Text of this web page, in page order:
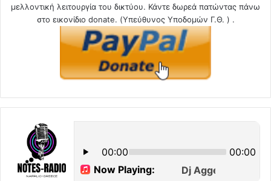
μελλοντική λειτουργία του δικτύου. Κάντε δωρεά πατώντας πάνω
στο εικονίδιο donate. (Υπεύθυνος Υποδομών Γ.Θ. ) .